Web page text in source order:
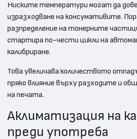
Ниските температури могат да
изразходване на консумативите.
разпределение на тонерните
стартира по-чести цикли на
калибриране.
Това увеличава количеството
пряко влияние върху разходите и
на печата.
Аклиматизация на
преди употреба